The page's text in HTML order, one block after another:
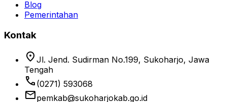
Blog
Pemerintahan
Kontak
location_on Jl. Jend. Sudirman No.199, Sukoharjo, Jawa
Tengah
phone (0271) 593068
emailpemkab@sukoharjokab.go.id